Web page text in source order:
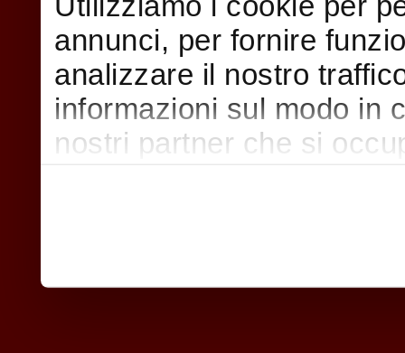
annunci, per fornire
analizzare il nostro
informazioni sul modo in
nostri partner che si
nostri cookie se